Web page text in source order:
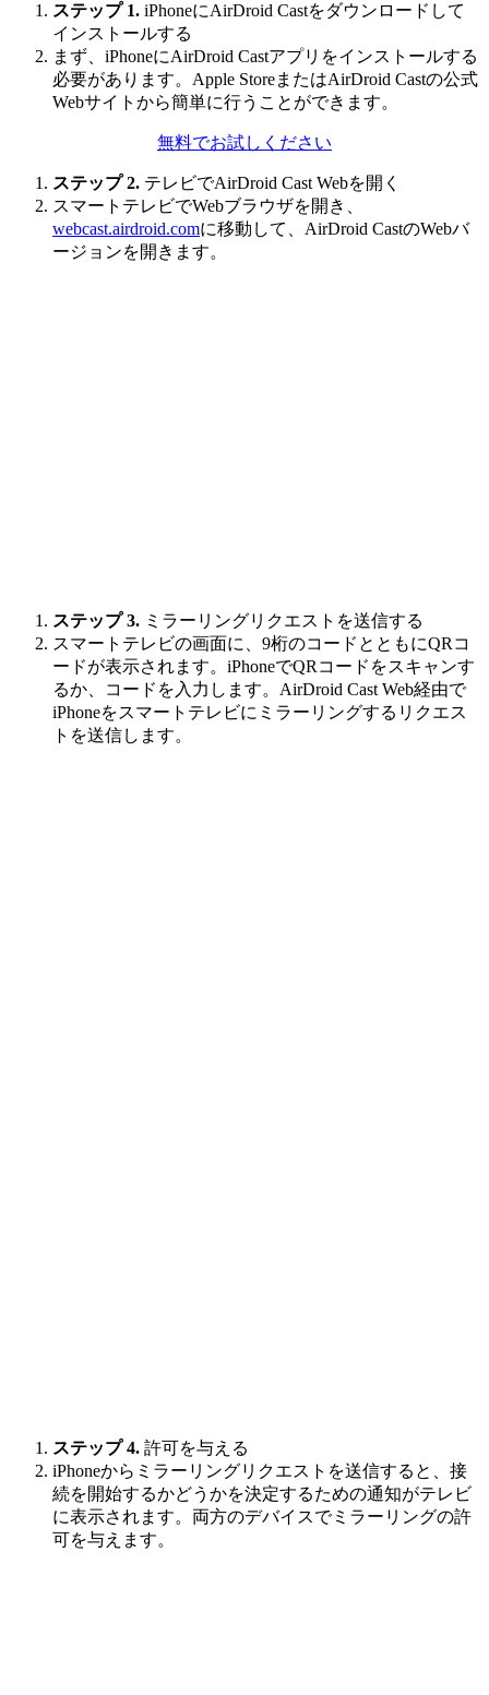
ステップ 1. iPhoneにAirDroid Castをダウンロードして
インストールする
まず、iPhoneにAirDroid Castアプリをインストールする
必要があります。Apple StoreまたはAirDroid Castの公式
Webサイトから簡単に行うことができます。
無料でお試しください
ステップ 2. テレビでAirDroid Cast Webを開く
スマートテレビでWebブラウザを開き、
webcast.airdroid.comに移動して、AirDroid CastのWebバ
ージョンを開きます。
ステップ 3. ミラーリングリクエストを送信する
スマートテレビの画面に、9桁のコードとともにQRコ
ードが表示されます。iPhoneでQRコードをスキャンす
るか、コードを入力します。AirDroid Cast Web経由で
iPhoneをスマートテレビにミラーリングするリクエス
トを送信します。
ステップ 4. 許可を与える
iPhoneからミラーリングリクエストを送信すると、接
続を開始するかどうかを決定するための通知がテレビ
に表示されます。両方のデバイスでミラーリングの許
可を与えます。